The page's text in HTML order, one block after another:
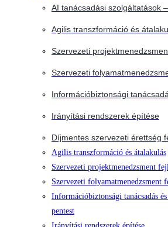
AI tanácsadási szolgáltatások
Agilis transzformáció és
Szervezeti
Szervezeti
Információbiztonsági
Irányítási rendszerek építése
Díjmentes szervezeti érettség
Agilis transzformáció és átalakulás
Szervezeti projektmenedzsment
Szervezeti folyamatmenedzsment
Információbiztonsági tanácsadás
pentest